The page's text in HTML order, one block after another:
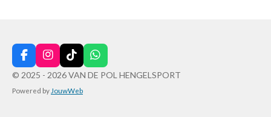
F
a
c
e
I
n
s
t
T
i
k
T
W
h
a
© 2025 - 2026 VAN DE POL HENGELSPORT
Powered by JouwWeb